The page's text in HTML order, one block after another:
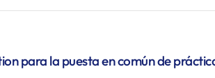
para la puesta en común de